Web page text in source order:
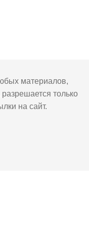
материалов,
только
на сайт.